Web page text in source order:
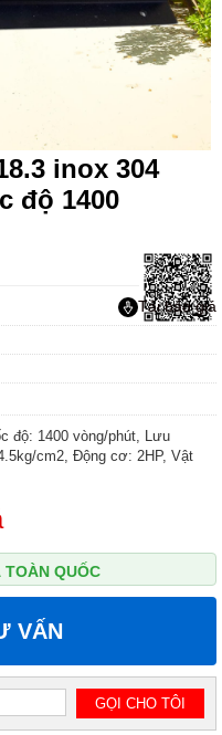
inox 304
độ 1400
Tải báo giá
độ: 1400 vòng/phút, Lưu
cm2, Động cơ: 2HP, Vật
TOÀN QUỐC
VẤN